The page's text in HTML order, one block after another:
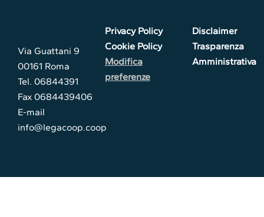
Via Guattani 9
00161 Roma
Tel. 06844391
Fax 0684439406
E-mail
info@legacoop.coop
Privacy Policy
Cookie Policy
Modifica
preferenze
Disclaimer
Trasparenza
Amministrativa